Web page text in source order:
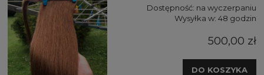
Dostępność: na wyczerpaniu
Wysyłka w: 48 godzin
500,00 zł
DO KOSZYKA